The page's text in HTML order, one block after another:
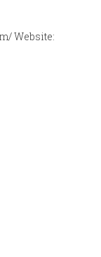
Website: